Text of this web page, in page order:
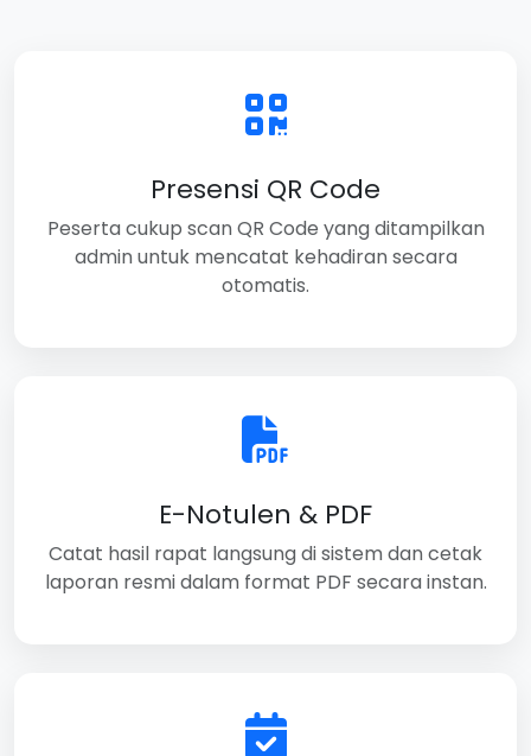
Presensi QR Code
Peserta cukup scan QR Code yang ditampilkan
admin untuk mencatat kehadiran secara
otomatis.
E-Notulen & PDF
Catat hasil rapat langsung di sistem dan cetak
laporan resmi dalam format PDF secara instan.